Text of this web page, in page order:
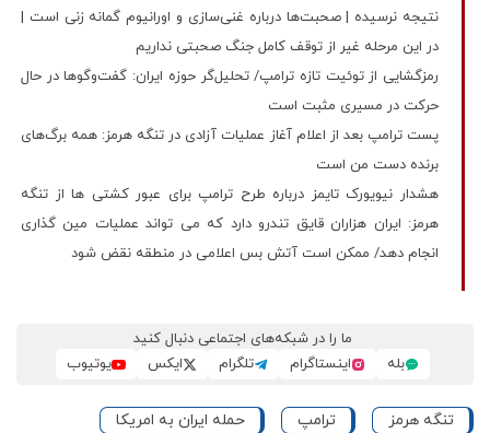
نتیجه نرسیده | صحبت‌ها درباره غنی‌سازی و اورانیوم گمانه زنی است |
در این مرحله غیر از توقف کامل جنگ صحبتی نداریم
رمزگشایی از توئیت تازه ترامپ/ تحلیل‌گر حوزه ایران: گفت‌و‌گو‌ها در حال
حرکت در مسیری مثبت است
پست ترامپ بعد از اعلام آغاز عملیات آزادی در تنگه هرمز: همه برگ‌های
برنده دست من است
هشدار نیویورک تایمز درباره طرح ترامپ برای عبور کشتی ها از تنگه
هرمز: ایران هزاران قایق تندرو دارد که می تواند عملیات مین گذاری
انجام دهد/ ممکن است آتش بس اعلامی در منطقه نقض شود
ما را در شبکه‌های اجتماعی دنبال کنید
بله
اینستاگرام تلگرام ایکس یوتیوب
تنگه هرمز ترامپ حمله ایران به امریکا